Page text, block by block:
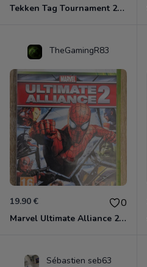
Tekken Tag Tournament 2 Xbox 360
TheGamingR83
19.90 € 0
Marvel Ultimate Alliance 2 Xbox 360
Sébastien seb63